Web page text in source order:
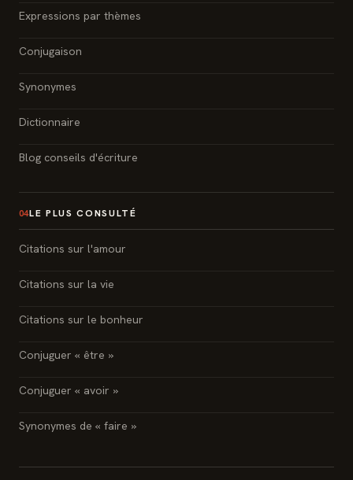
Expressions par thèmes
Conjugaison
Synonymes
Dictionnaire
Blog conseils d'écriture
04LE PLUS CONSULTÉ
Citations sur l'amour
Citations sur la vie
Citations sur le bonheur
Conjuguer « être »
Conjuguer « avoir »
Synonymes de « faire »